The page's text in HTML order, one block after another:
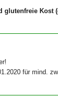
glutenfreie Kost
für mind.